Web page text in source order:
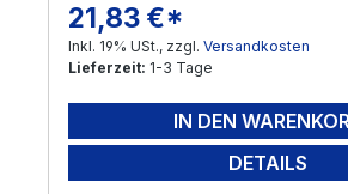
bearbeiten wir Ihre Anfrage !
Regulärer Preis:
21,83 €*
Inkl. 19% USt., zzgl. Versandkosten
Lieferzeit: 1-3 Tage
IN DEN
DETAILS